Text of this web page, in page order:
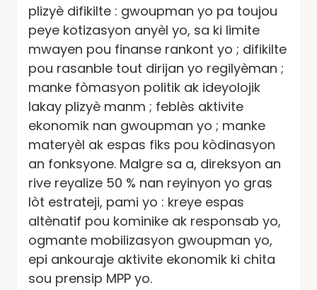
plizyè difikilte : gwoupman yo pa toujou
peye kotizasyon anyèl yo, sa ki limite
mwayen pou finanse rankont yo ; difikilte
pou rasanble tout dirijan yo regilyèman ;
manke fòmasyon politik ak ideyolojik
lakay plizyè manm ; feblès aktivite
ekonomik nan gwoupman yo ; manke
materyèl ak espas fiks pou kòdinasyon
an fonksyone. Malgre sa a, direksyon an
rive reyalize 50 % nan reyinyon yo gras
lòt estrateji, pami yo : kreye espas
altènatif pou kominike ak responsab yo,
ogmante mobilizasyon gwoupman yo,
epi ankouraje aktivite ekonomik ki chita
sou prensip MPP yo.